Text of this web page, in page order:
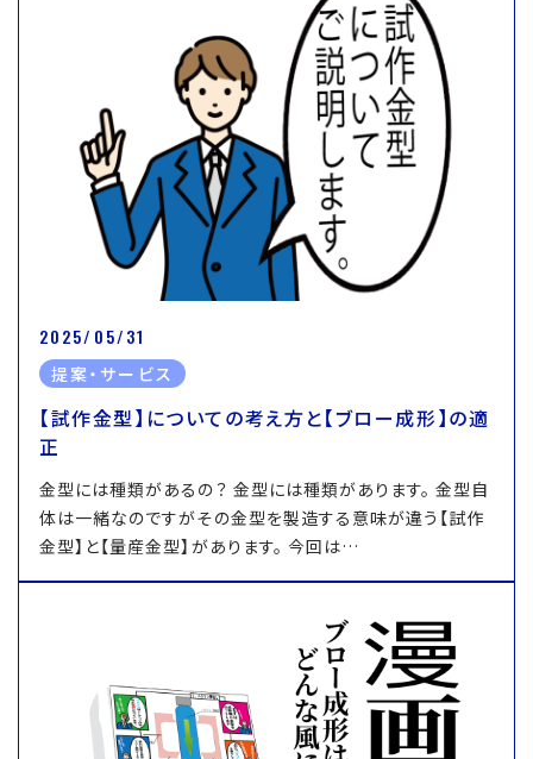
2025/05/31
提案・サービス
【試作金型】についての考え方と【ブロー成形】の適
正
金型には種類があるの？ 金型には種類があります。 金型自
体は一緒なのですがその金型を製造する意味が違う【試作
金型】と【量産金型】があります。 今回は…